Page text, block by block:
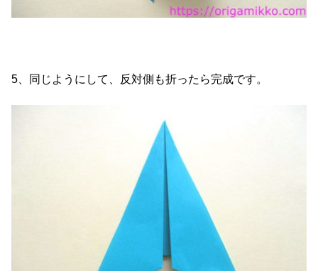
5、同じようにして、反対側も折ったら完成です。